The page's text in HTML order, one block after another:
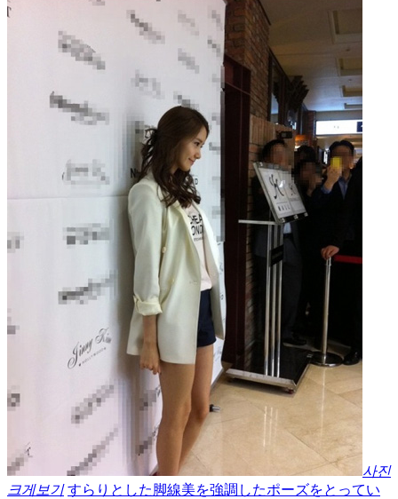
사진
크게보기 すらりとした脚線美を強調したポーズをとってい